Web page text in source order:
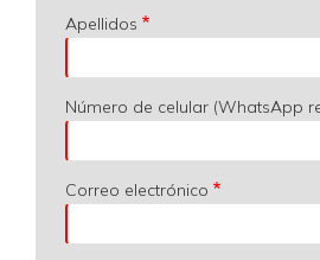
Apellidos
Número de celular (WhatsApp
Correo electrónico